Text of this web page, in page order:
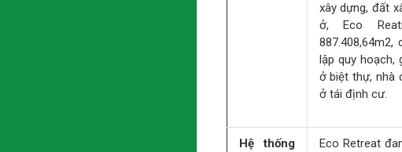
xây dựng, đất
ở, Eco
887.408,64m2,
lập quy hoạch,
ở biệt thự, nhà
ở tái định cư.
Hệ thống Eco Retreat